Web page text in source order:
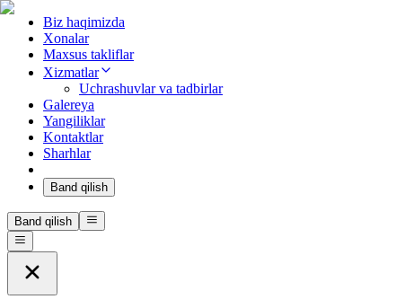
Biz haqimizda
Xonalar
Maxsus takliflar
Xizmatlar
Uchrashuvlar va tadbirlar
Galereya
Yangiliklar
Kontaktlar
Sharhlar
Band qilish
Band qilish